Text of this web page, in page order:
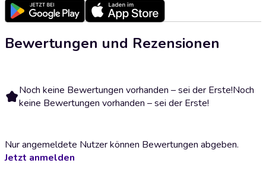
Bewertungen und Rezensionen
Noch keine Bewertungen vorhanden – sei der Erste!Noch
keine Bewertungen vorhanden – sei der Erste!
Nur angemeldete Nutzer können Bewertungen abgeben.
Jetzt anmelden